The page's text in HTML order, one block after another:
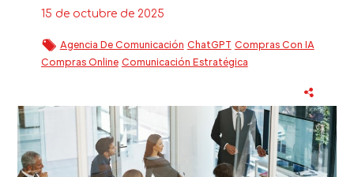
15 de octubre de 2025
Agencia De Comunicación ChatGPT Compras Con IA
Compras Online Comunicación Estratégica